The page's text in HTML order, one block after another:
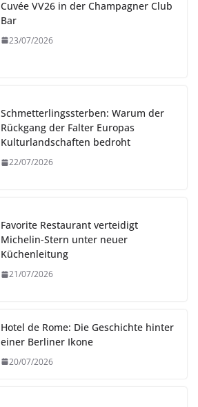
Cuvée VV26 in der Champagner Club
Bar
23/07/2026
Schmetterlingssterben: Warum der
Rückgang der Falter Europas
Kulturlandschaften bedroht
22/07/2026
Favorite Restaurant verteidigt
Michelin-Stern unter neuer
Küchenleitung
21/07/2026
Hotel de Rome: Die Geschichte hinter
einer Berliner Ikone
20/07/2026